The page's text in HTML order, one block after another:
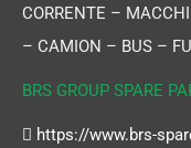
CORRENTE –
– CAMION – BUS –
BRS GROUP SPARE
https://www.brs-